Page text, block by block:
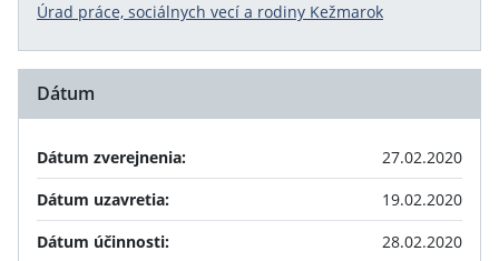
Úrad práce, sociálnych vecí a rodiny Kežmarok
Dátum
Dátum zverejnenia:
27.02.2020
Dátum uzavretia:
19.02.2020
Dátum účinnosti:
28.02.2020